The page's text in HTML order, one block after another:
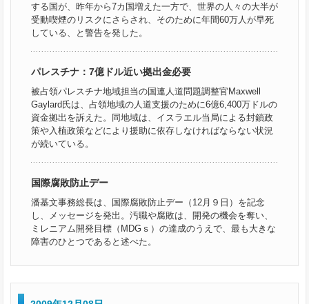
する国が、昨年から7カ国増えた一方で、世界の人々の大半が
受動喫煙のリスクにさらされ、そのために年間60万人が早死
している、と警告を発した。
パレスチナ：7億ドル近い拠出金必要
被占領パレスチナ地域担当の国連人道問題調整官Maxwell
Gaylard氏は、占領地域の人道支援のために6億6,400万ドルの
資金拠出を訴えた。同地域は、イスラエル当局による封鎖政
策や入植政策などにより援助に依存しなければならない状況
が続いている。
国際腐敗防止デー
潘基文事務総長は、国際腐敗防止デー（12月９日）を記念
し、メッセージを発出。汚職や腐敗は、開発の機会を奪い、
ミレニアム開発目標（MDGｓ）の達成のうえで、最も大きな
障害のひとつであると述べた。